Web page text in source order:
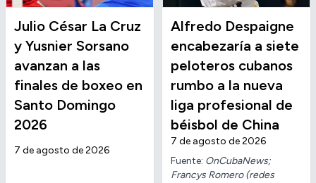
Julio César La Cruz
y Yusnier Sorsano
avanzan a las
finales de boxeo en
Santo Domingo
2026
7 de agosto de 2026
Alfredo Despaigne
encabezaría a siete
peloteros cubanos
rumbo a la nueva
liga profesional de
béisbol de China
7 de agosto de 2026
Fuente: OnCubaNews;
Francys Romero (redes